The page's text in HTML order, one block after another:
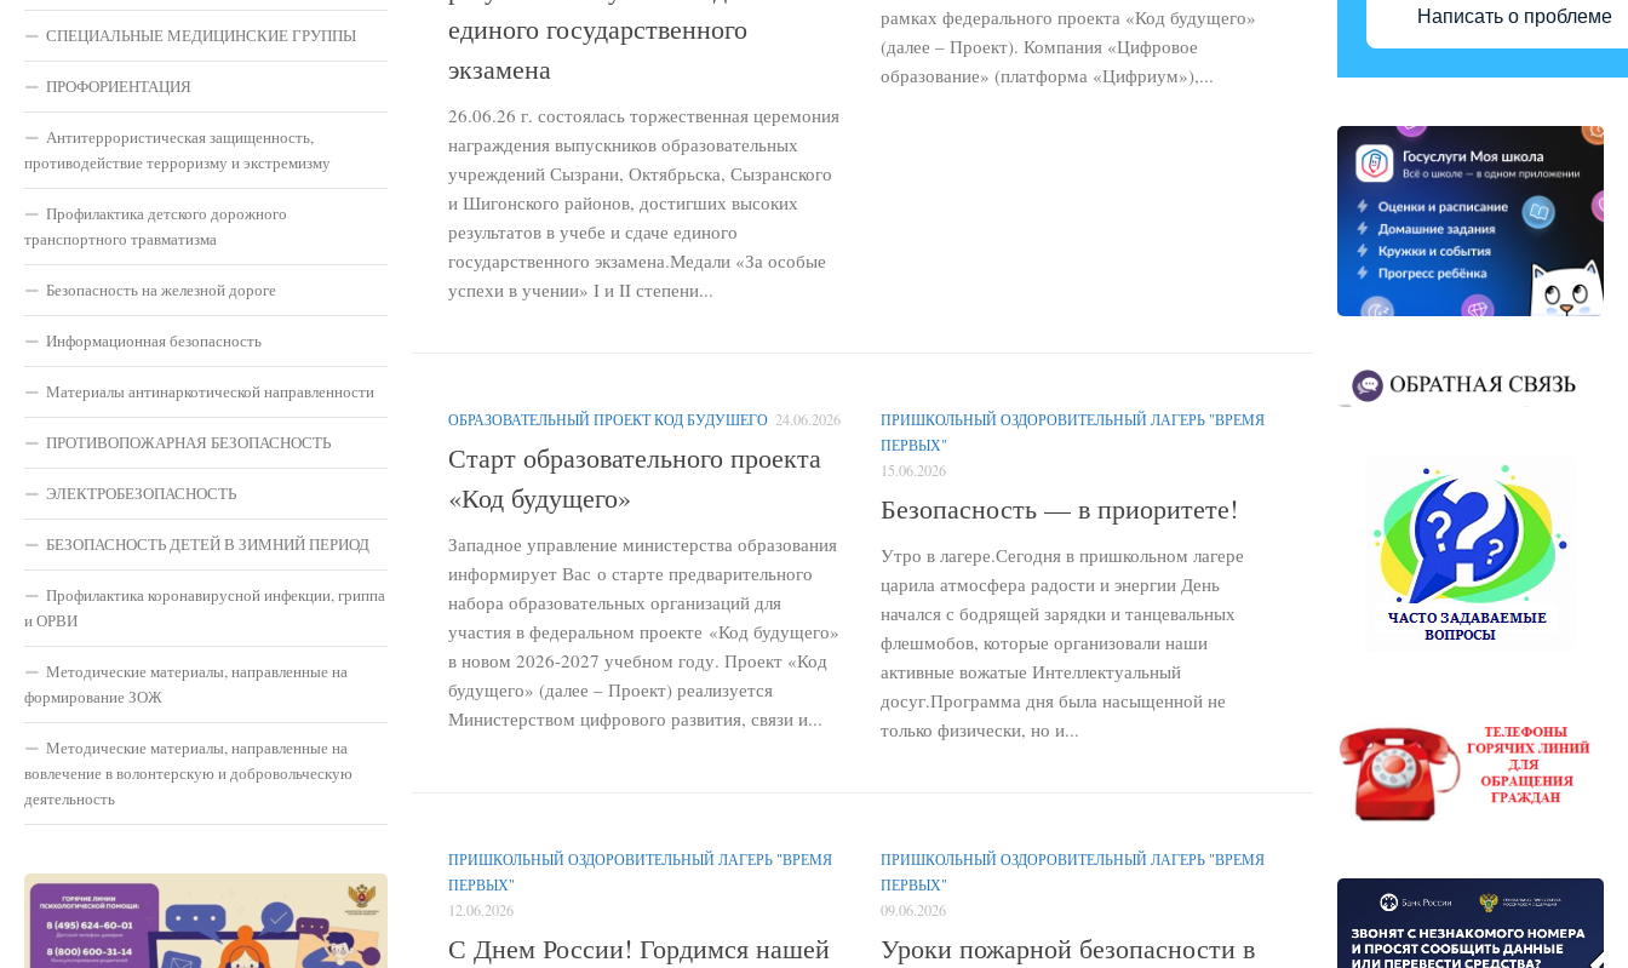
единого государственного
экзамена
26.06.26 г. состоялась торжественная церемония
награждения выпускников образовательных
учреждений Сызрани, Октябрьска, Сызранского
и Шигонского районов, достигших высоких
результатов в учебе и сдаче единого
государственного экзамена.Медали «За особые
успехи в учении» I и II степени...
рамках федерального проекта «Код будущего»
(далее – Проект). Компания «Цифровое
образование» (платформа «Цифриум»),...
ОБРАЗОВАТЕЛЬНЫЙ ПРОЕКТ КОД БУДУШЕГО 24.06.2026
Старт образовательного проекта
«Код будущего»
Западное управление министерства образования
информирует Вас о старте предварительного
набора образовательных организаций для
участия в федеральном проекте «Код будущего»
в новом 2026-2027 учебном году. Проект «Код
будущего» (далее – Проект) реализуется
Министерством цифрового развития, связи и...
ПРИШКОЛЬНЫЙ ОЗДОРОВИТЕЛЬНЫЙ ЛАГЕРЬ "ВРЕМЯ
ПЕРВЫХ"
15.06.2026
Безопасность — в приоритете!
Утро в лагере.Сегодня в пришкольном лагере
царила атмосфера радости и энергии День
начался с бодрящей зарядки и танцевальных
флешмобов, которые организовали наши
активные вожатые Интеллектуальный
досуг.Программа дня была насыщенной не
только физически, но и...
ПРИШКОЛЬНЫЙ ОЗДОРОВИТЕЛЬНЫЙ ЛАГЕРЬ "ВРЕМЯ
ПЕРВЫХ"
12.06.2026
С Днем России! Гордимся нашей
ПРИШКОЛЬНЫЙ ОЗДОРОВИТЕЛЬНЫЙ ЛАГЕРЬ "ВРЕМЯ
ПЕРВЫХ"
09.06.2026
Уроки пожарной безопасности в
СПЕЦИАЛЬНЫЕ МЕДИЦИНСКИЕ ГРУППЫ
ПРОФОРИЕНТАЦИЯ
Антитеррористическая защищенность,
противодействие терроризму и экстремизму
Профилактика детского дорожного
транспортного травматизма
Безопасность на железной дороге
Информационная безопасность
Материалы антинаркотической направленности
ПРОТИВОПОЖАРНАЯ БЕЗОПАСНОСТЬ
ЭЛЕКТРОБЕЗОПАСНОСТЬ
БЕЗОПАСНОСТЬ ДЕТЕЙ В ЗИМНИЙ ПЕРИОД
Профилактика коронавирусной инфекции, гриппа
и ОРВИ
Методические материалы, направленные на
формирование ЗОЖ
Методические материалы, направленные на
вовлечение в волонтерскую и добровольческую
деятельность
Написать о проблеме